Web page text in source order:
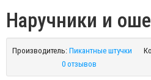
Наручники и
Производитель: Пикантные штучки
0 отзывов